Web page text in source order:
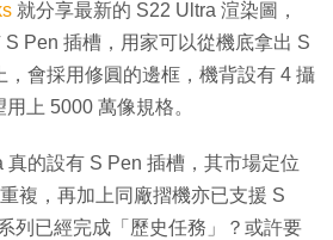
就分享最新的 S22 Ultra 渲染圖，
Pen 插槽，用家可以從機底拿出 S
，會採用修圓的邊框，機背設有 4 攝
上 5000 萬像規格。
真的設有 S Pen 插槽，其市場定位
複，再加上同廠摺機亦已支援 S
列已經完成「歷史任務」？或許要